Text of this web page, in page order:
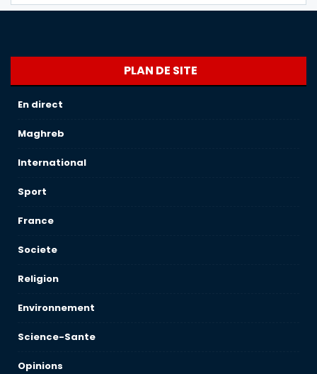
PLAN DE SITE
En direct
Maghreb
International
Sport
France
Societe
Religion
Environnement
Science-Sante
Opinions